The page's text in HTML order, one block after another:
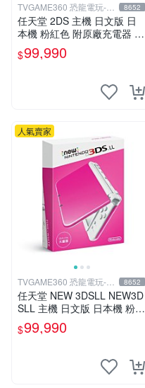
TVGAME360 恐龍電玩-台
中店
8652
任天堂 2DS 主機 日文版 日
本機 粉紅色 附原廠充電器 保
護貼【台中恐龍電玩】
$99,990
人氣賣家
TVGAME360 恐龍電玩-台
中店
8652
任天堂 NEW 3DSLL NEW3D
SLL 主機 日文版 日本機 粉紅
白 送充電器 保護貼【台中恐
龍電玩】
$99,990